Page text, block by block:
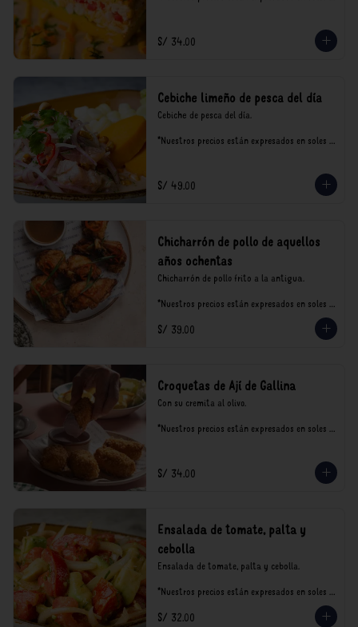
S/ 34.00
Cebiche limeño de pesca del día
Cebiche de pesca del día.
*Nuestros precios están expresados en soles e
S/ 49.00
Chicharrón de pollo de aquellos
años ochentas
Chicharrón de pollo frito a la antigua.
*Nuestros precios están expresados en soles e
consumo.
S/ 39.00
Croquetas de Ají de Gallina
Con su cremita al olivo.
*Nuestros precios están expresados en soles e
S/ 34.00
Ensalada de tomate, palta y
cebolla
Ensalada de tomate, palta y cebolla.
*Nuestros precios están expresados en soles e
consumo.
S/ 32.00